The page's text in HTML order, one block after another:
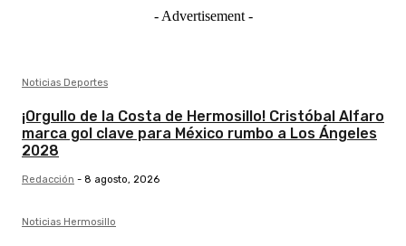
- Advertisement -
Noticias Deportes
¡Orgullo de la Costa de Hermosillo! Cristóbal Alfaro
marca gol clave para México rumbo a Los Ángeles
2028
Redacción - 8 agosto, 2026
Noticias Hermosillo